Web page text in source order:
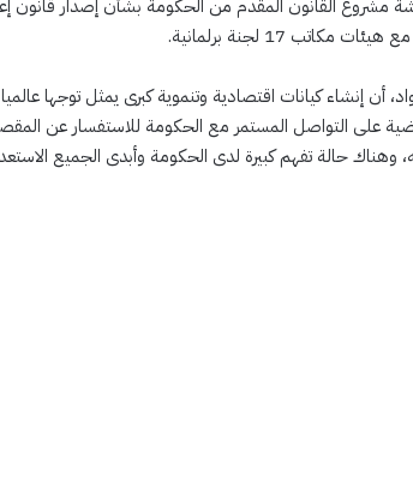
مشروع القانون المقدم من الحكومة بشأن إصدار قانون
مكاتب 17 لجنة برلمانية.
أن إنشاء كيانات اقتصادية وتنموية كبرى يمثل توجها
على التواصل المستمر مع الحكومة للاستفسار عن
وهناك حالة تفهم كبيرة لدى الحكومة وأبدى الجميع